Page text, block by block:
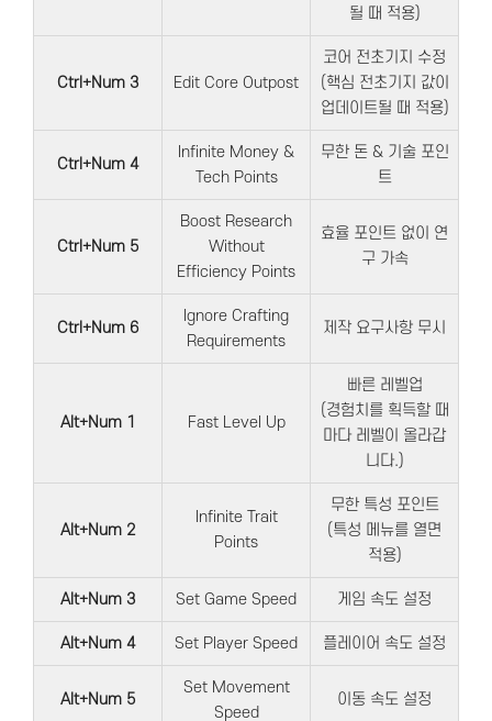
될 때 적용)
Ctrl+Num 3 Edit Core Outpost
코어 전초기지 수정
(핵심 전초기지 값이
업데이트될 때 적용)
Ctrl+Num 4
Infinite Money &
Tech Points
무한 돈 & 기술 포인
트
Ctrl+Num 5
Boost Research
Without
Efficiency Points
효율 포인트 없이 연
구 가속
Ctrl+Num 6
Ignore Crafting
Requirements
제작 요구사항 무시
Alt+Num 1 Fast Level Up
빠른 레벨업
(경험치를 획득할 때
마다 레벨이 올라갑
니다.)
Alt+Num 2
Infinite Trait
Points
무한 특성 포인트
(특성 메뉴를 열면
적용)
Alt+Num 3 Set Game Speed 게임 속도 설정
Alt+Num 4 Set Player Speed 플레이어 속도 설정
Alt+Num 5
Set Movement
Speed
이동 속도 설정